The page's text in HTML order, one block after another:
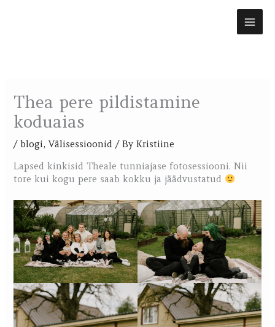
Thea pere pildistamine
koduaias
/blogi,Välisessioonid / ByKristiine
Lapsed kinkisid Theale tunniajase fotosessiooni. Nii
tore kui kogu pere saab kokku ja jäädvustatud